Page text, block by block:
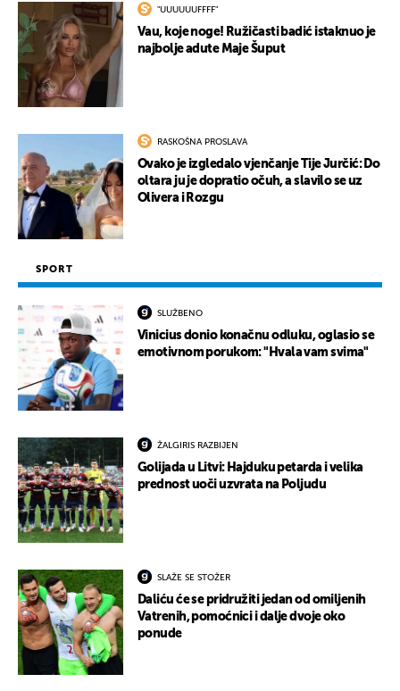
"UUUUUUFFFF"
Vau, koje noge! Ružičasti badić istaknuo je
najbolje adute Maje Šuput
RASKOŠNA PROSLAVA
Ovako je izgledalo vjenčanje Tije Jurčić: Do
oltara ju je dopratio očuh, a slavilo se uz
Olivera i Rozgu
SPORT
SLUŽBENO
Vinicius donio konačnu odluku, oglasio se
emotivnom porukom: "Hvala vam svima"
ŽALGIRIS RAZBIJEN
Golijada u Litvi: Hajduku petarda i velika
prednost uoči uzvrata na Poljudu
SLAŽE SE STOŽER
Daliću će se pridružiti jedan od omiljenih
Vatrenih, pomoćnici i dalje dvoje oko
ponude